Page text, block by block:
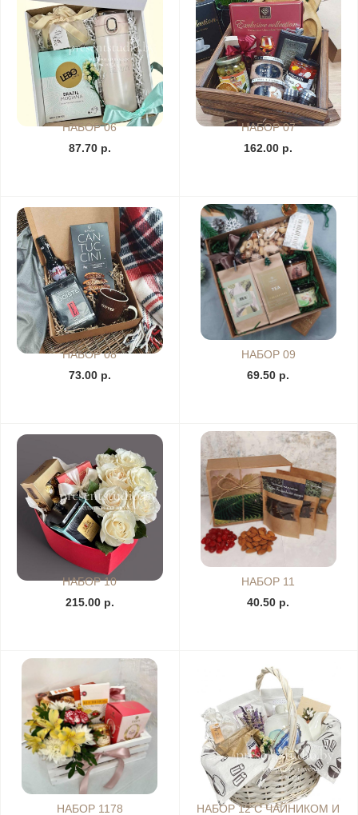
НАБОР 06
87.70 р.
НАБОР 07
162.00 р.
НАБОР 08
73.00 р.
НАБОР 09
69.50 р.
НАБОР 10
215.00 р.
НАБОР 11
40.50 р.
НАБОР 1178 НАБОР 12 С ЧАЙНИКОМ И